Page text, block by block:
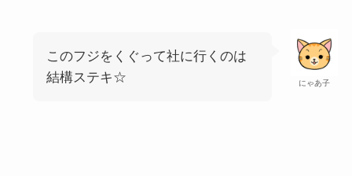
にゃあ子
このフジをくぐって社に行くのは
結構ステキ☆